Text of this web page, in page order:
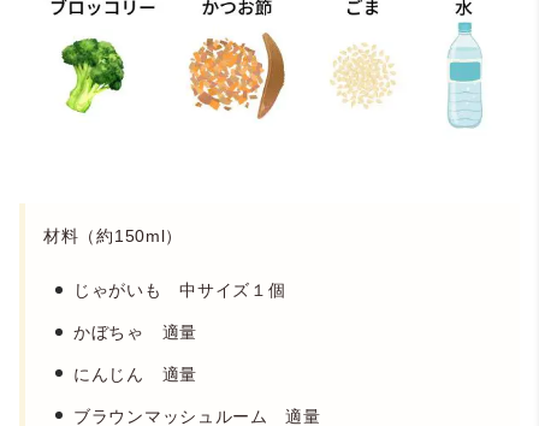
材料（約150ml）
じゃがいも 中サイズ１個
かぼちゃ 適量
にんじん 適量
ブラウンマッシュルーム 適量